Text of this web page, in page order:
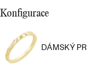
MOISSANIT
BAREVNÝ
ČERNÝ
STŘÍBRO
PLATINA
DLE KAMENE
DLE CENY
CENOVĚ
S DIAMANTY
S DRAHOKAMY
S PERLAMI
S DRAHOKAMY
S PERLAMI
Konfigurace
DÁMSKÝ